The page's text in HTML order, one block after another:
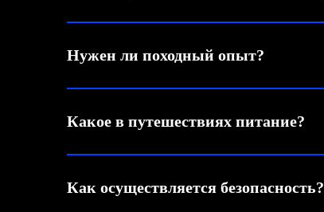
Нужен ли походный опыт?
Какое в путешествиях питание?
Как осуществляется безопасность?